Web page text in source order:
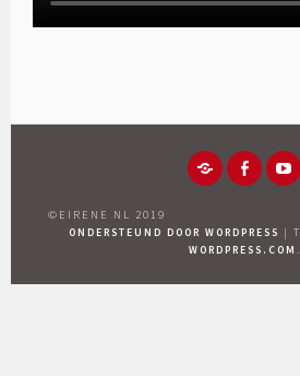
ONDERSTEUND DOOR WORDPRESS |
WORDPRESS.COM